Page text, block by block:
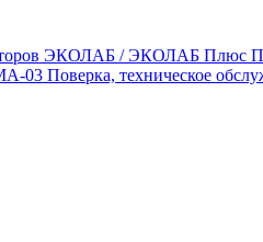
ЭКОЛАБ / ЭКОЛАБ Плюс
03 Поверка, техническое